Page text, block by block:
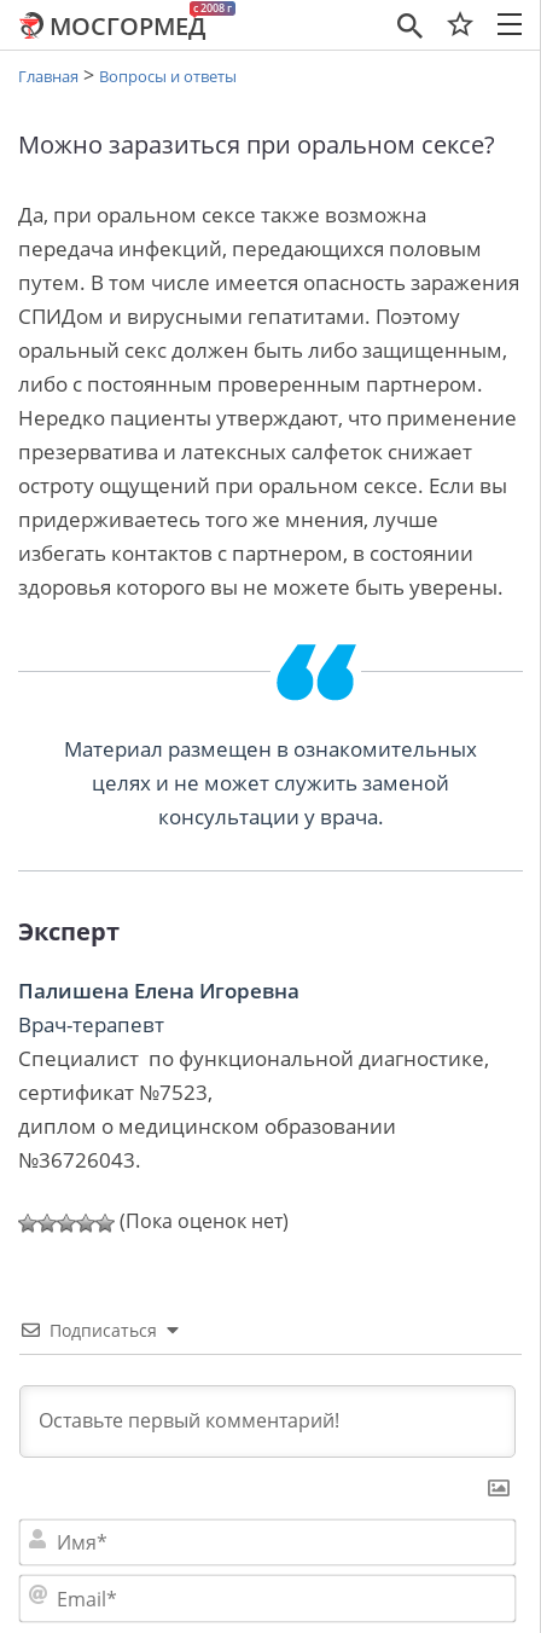
×
c 2008 г
МОСГОРМЕД
Главная > Вопросы и ответы
Можно заразиться при оральном сексе?
Да, при оральном сексе также возможна
передача инфекций, передающихся половым
путем. В том числе имеется опасность заражения
СПИДом и вирусными гепатитами. Поэтому
оральный секс должен быть либо защищенным,
либо с постоянным проверенным партнером.
Нередко пациенты утверждают, что применение
презерватива и латексных салфеток снижает
остроту ощущений при оральном сексе. Если вы
придерживаетесь того же мнения, лучше
избегать контактов с партнером, в состоянии
здоровья которого вы не можете быть уверены.
Материал размещен в ознакомительных
целях и не может служить заменой
консультации у врача.
Эксперт
Палишена Елена Игоревна
Врач-терапевт
Специалист по функциональной диагностике,
сертификат №7523,
диплом о медицинском образовании
№36726043.
(Пока оценок нет)
Подписаться